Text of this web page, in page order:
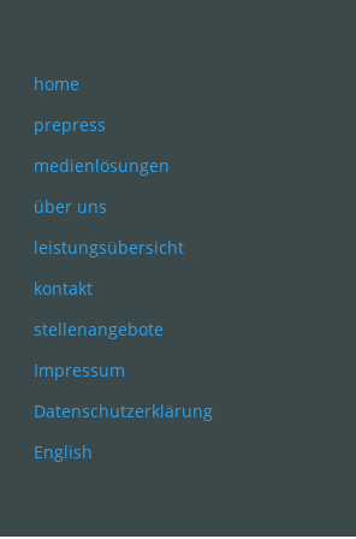
home
prepress
medienlösungen
über uns
leistungsübersicht
kontakt
stellenangebote
Impressum
Datenschutzerklärung
English